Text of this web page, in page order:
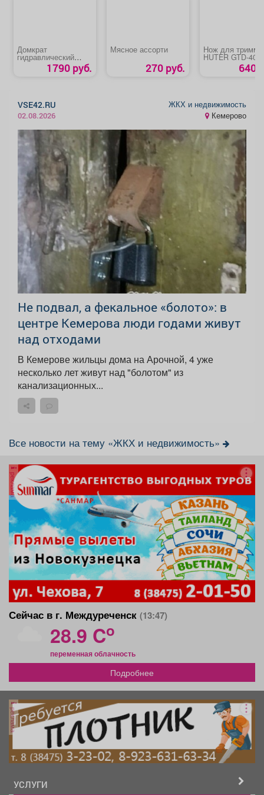
Домкрат
гидравлический
бутылочный «Matrix
1790 руб.
Мясное ассорти
270 руб.
Нож для
HUTER GTD-40Т
640
VSE42.RU
02.08.2026
ЖКХ и недвижимость
Кемерово
Не подвал, а фекальное «болото»: в
центре Кемерова люди годами живут
над отходами
В Кемерове жильцы дома на Арочной, 4 уже
несколько лет живут над "болотом" из
канализационных...
Все новости на тему «ЖКХ и недвижимость»
реклама
Сейчас в г. Междуреченск (13:47)
28.9 Co
переменная облачность
Подробнее
реклама
УСЛУГИ